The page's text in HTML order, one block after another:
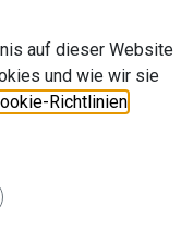
Design, schwarz
auf dieser Website
und wie wir sie
Richtlinien